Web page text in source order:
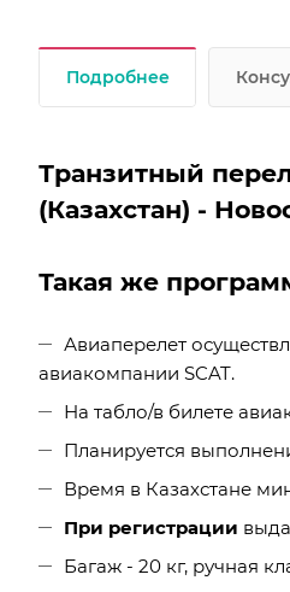
Подробнее
Транзитный
(Казахстан) -
Такая же
Авиаперелет
авиакомпании SCAT.
На табло/в билете
Планируется
Время в Казахстане
При регистрации
Багаж - 20 кг, ручная